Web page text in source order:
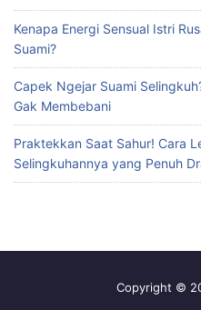
Kenapa Energi Sensual Istri
Suami?
Capek Ngejar Suami
Gak Membebani
Praktekkan Saat Sahur! Cara
Selingkuhannya yang Penuh
Copyright ©